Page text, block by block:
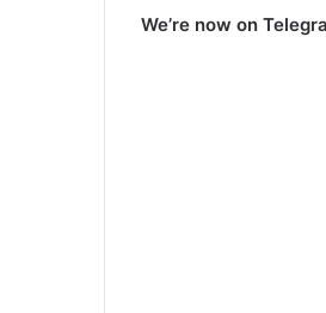
We’re now on